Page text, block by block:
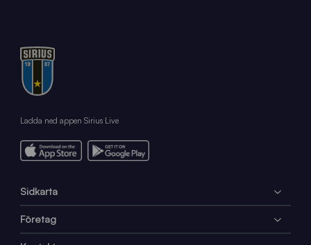
Ladda ned appen Sirius Live
Sidkarta
Företag